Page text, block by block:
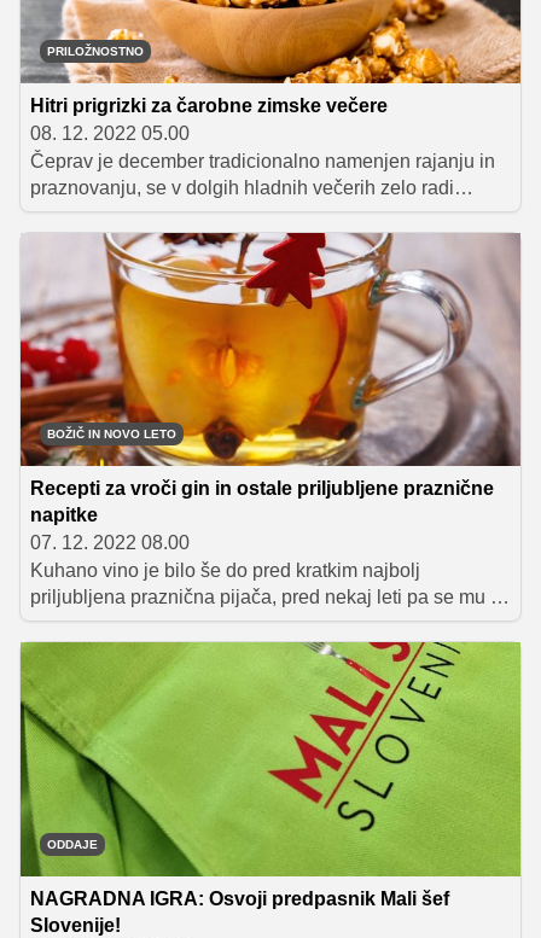
PRILOŽNOSTNO
Hitri prigrizki za čarobne zimske večere
08. 12. 2022 05.00
Čeprav je december tradicionalno namenjen rajanju in
praznovanju, se v dolgih hladnih večerih zelo radi
predamo udobju domačega kavča in si sami ali v dobri
družbi ogledamo kakšen zanimiv film ali serijo. Če v
rednem programu ne najdemo prave vsebine, se jo
splača poiskati na Voyo, ki ponuja pestro paleto
zabavnih slovenskih serij, popolno izkušnjo pa lahko
obogatijo še slastni prigrizki. Izberite svojega favorita
med njimi in se potegujte za privlačne nagrade!
BOŽIČ IN NOVO LETO
Recepti za vroči gin in ostale priljubljene praznične
napitke
07. 12. 2022 08.00
Kuhano vino je bilo še do pred kratkim najbolj
priljubljena praznična pijača, pred nekaj leti pa se mu je
pridružil tudi kuhan oziroma vroči gin. Pred in med
prazniki pa se lahko pogrejete tudi z vročo čokolado,
bombardinom ali odličnim punčem in si tako praznično
vzdušje pričarate kar v zavetju toplega doma.
ODDAJE
NAGRADNA IGRA: Osvoji predpasnik Mali šef
Slovenije!